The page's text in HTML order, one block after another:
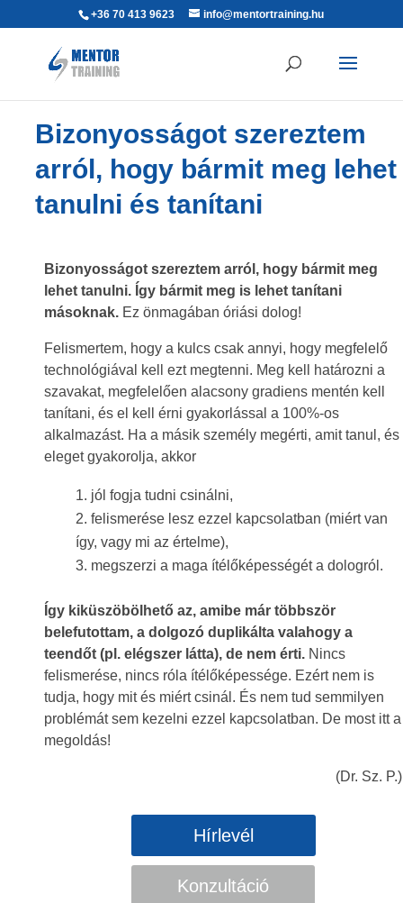
+36 70 413 9623 info@mentortraining.hu
Bizonyosságot szereztem
arról, hogy bármit meg lehet
tanulni és tanítani
Bizonyosságot szereztem arról, hogy bármit meg
lehet tanulni. Így bármit meg is lehet tanítani
másoknak. Ez önmagában óriási dolog!
Felismertem, hogy a kulcs csak annyi, hogy megfelelő
technológiával kell ezt megtenni. Meg kell határozni a
szavakat, megfelelően alacsony gradiens mentén kell
tanítani, és el kell érni gyakorlással a 100%-os
alkalmazást. Ha a másik személy megérti, amit tanul, és
eleget gyakorolja, akkor
jól fogja tudni csinálni,
felismerése lesz ezzel kapcsolatban (miért van
így, vagy mi az értelme),
megszerzi a maga ítélőképességét a dologról.
Így kiküszöbölhető az, amibe már többször
belefutottam, a dolgozó duplikálta valahogy a
teendőt (pl. elégszer látta), de nem érti. Nincs
felismerése, nincs róla ítélőképessége. Ezért nem is
tudja, hogy mit és miért csinál. És nem tud semmilyen
problémát sem kezelni ezzel kapcsolatban. De most itt a
megoldás!
(Dr. Sz. P.)
Hírlevél
Konzultáció